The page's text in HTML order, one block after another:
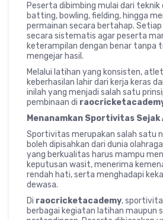
Peserta dibimbing mulai dari teknik
batting, bowling, fielding, hingga
permainan secara bertahap.
secara sistematis agar peserta
keterampilan dengan benar tanpa
mengejar hasil.
Melalui latihan yang konsisten,
keberhasilan lahir dari kerja keras
inilah yang menjadi salah satu
pembinaan di
Menanamkan Sportivitas Sejak
Sportivitas merupakan salah satu
boleh dipisahkan dari dunia
yang berkualitas harus mampu
keputusan wasit, menerima
rendah hati, serta menghadapi
dewasa.
Di raocricketacademy,
berbagai kegiatan latihan maupun